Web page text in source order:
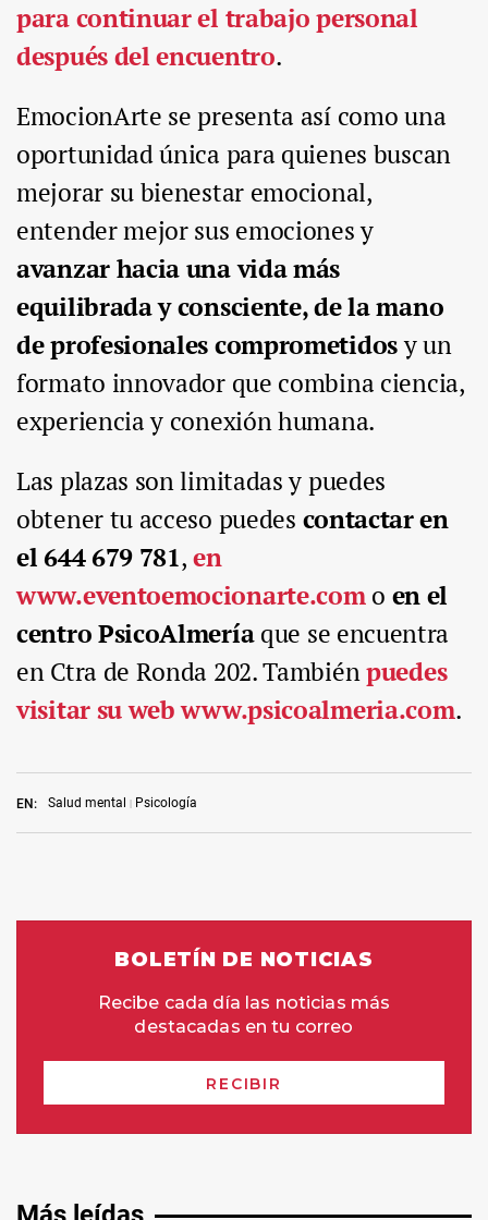
EN: Salud mental Psicología
para continuar el trabajo personal
después del encuentro.
EmocionArte se presenta así como una
oportunidad única para quienes buscan
mejorar su bienestar emocional,
entender mejor sus emociones y
avanzar hacia una vida más
equilibrada y consciente, de la mano
de profesionales comprometidosy un
formato innovador que combina ciencia,
experiencia y conexión humana.
Las plazas son limitadas y puedes
obtener tu acceso puedes contactar en
el 644 679 781,en
www.eventoemocionarte.como en el
centro PsicoAlmeríaque se encuentra
en Ctra de Ronda 202. Tambiénpuedes
visitar su web www.psicoalmeria.com.